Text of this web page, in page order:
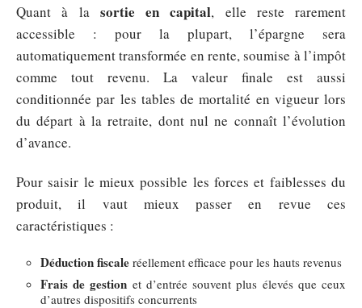
Quant à la sortie en capital, elle reste rarement
accessible : pour la plupart, l’épargne sera
automatiquement transformée en rente, soumise à l’impôt
comme tout revenu. La valeur finale est aussi
conditionnée par les tables de mortalité en vigueur lors
du départ à la retraite, dont nul ne connaît l’évolution
d’avance.
Pour saisir le mieux possible les forces et faiblesses du
produit, il vaut mieux passer en revue ces
caractéristiques :
Déduction fiscale réellement efficace pour les hauts revenus
Frais de gestion et d’entrée souvent plus élevés que ceux
d’autres dispositifs concurrents